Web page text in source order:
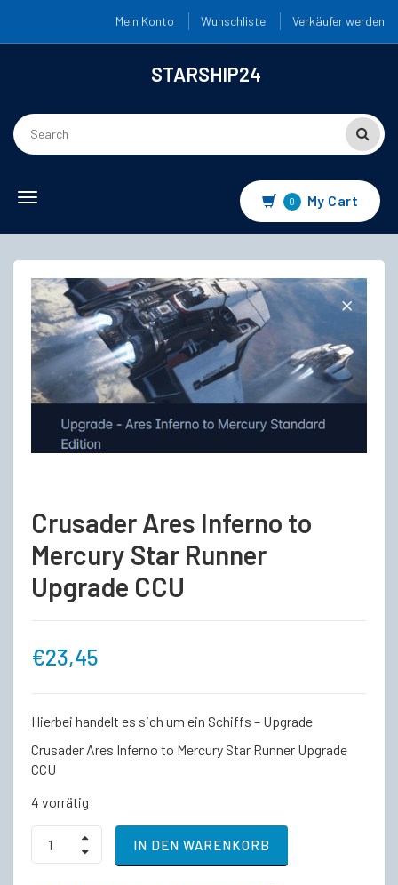
Mein Konto Wunschliste Verkäufer werden
STARSHIP24
Toggle
0 My Cart
Crusader Ares Inferno to
Mercury Star Runner
Upgrade CCU
€23,45
Hierbei handelt es sich um ein Schiffs – Upgrade
Crusader Ares Inferno to Mercury Star Runner Upgrade
CCU
4 vorrätig
Crusader
Ares
Inferno
IN DEN WARENKORB